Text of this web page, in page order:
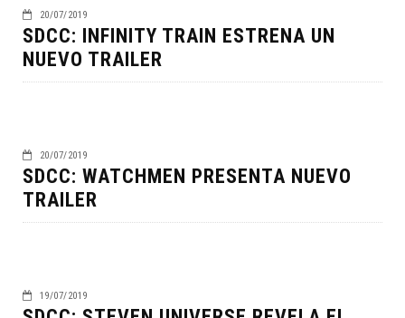
20/07/2019
SDCC: INFINITY TRAIN ESTRENA UN
NUEVO TRAILER
20/07/2019
SDCC: WATCHMEN PRESENTA NUEVO
TRAILER
19/07/2019